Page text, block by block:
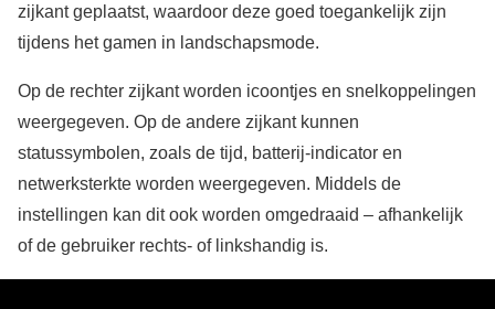
zijkant geplaatst, waardoor deze goed toegankelijk zijn
tijdens het gamen in landschapsmode.
Op de rechter zijkant worden icoontjes en snelkoppelingen
weergegeven. Op de andere zijkant kunnen
statussymbolen, zoals de tijd, batterij-indicator en
netwerksterkte worden weergegeven. Middels de
instellingen kan dit ook worden omgedraaid – afhankelijk
of de gebruiker rechts- of linkshandig is.